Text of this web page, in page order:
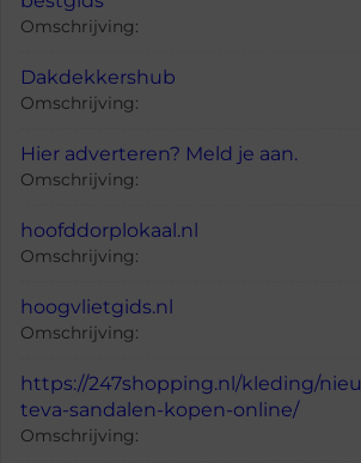
Omschrijving:
Dakdekkershub
Omschrijving:
Hier adverteren? Meld je aan.
Omschrijving:
hoofddorplokaal.nl
Omschrijving:
hoogvlietgids.nl
Omschrijving:
https://247shopping.nl/kleding/
teva-sandalen-kopen-online/
Omschrijving: